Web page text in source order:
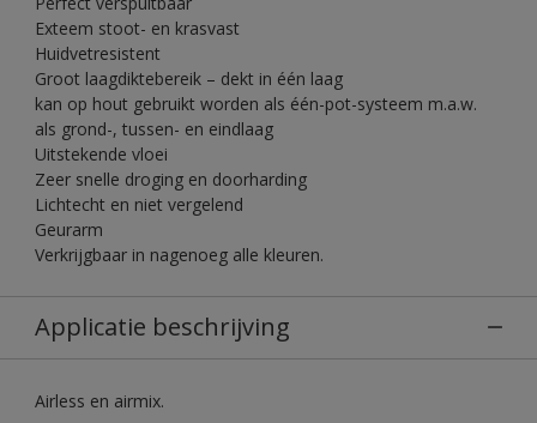
Exteem stoot- en krasvast
Huidvetresistent
Groot laagdiktebereik – dekt in één laag
kan op hout gebruikt worden als één-pot-systeem m.a.w.
als grond-, tussen- en eindlaag
Uitstekende vloei
Zeer snelle droging en doorharding
Lichtecht en niet vergelend
Geurarm
Verkrijgbaar in nagenoeg alle kleuren.
Applicatie beschrijving
Airless en airmix.